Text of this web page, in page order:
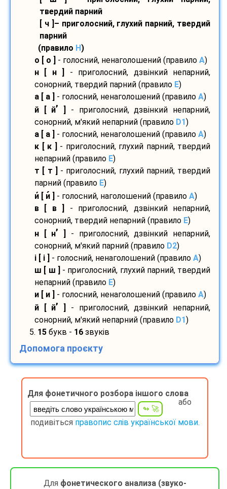
твердий парний
[ ч ]– приголосний, глухий парний, твердий
парний
(правило H)
о [ о ]
- голосний, ненаголошений (правило A)
н [ н ]
- приголосний, дзвінкий непарний,
сонорний, твердий парний (правило E)
а [ а ]
- голосний, ненаголошений (правило A)
й [ й’
- приголосний, дзвінкий непарний,
сонорний, м'який непарний (правило D1)
а [ а ]
- голосний, ненаголошений (правило A)
к [ к ]
- приголосний, глухий парний, твердий
непарний (правило E)
т [ т ]
- приголосний, глухий парний, твердий
парний (правило E)
и [ и - голосний, наголошений (правило A)
в [ в ]
- приголосний, дзвінкий непарний,
сонорний, твердий непарний (правило E)
н [ н’
- приголосний, дзвінкий непарний,
сонорний, м'який парний (правило D2)
і [ і ]
- голосний, ненаголошений (правило A)
ш [ ш ]
- приголосний, глухий парний, твердий
непарний (правило E)
и [ и ]
- голосний, ненаголошений (правило A)
й [ й’
- приголосний, дзвінкий непарний,
сонорний, м'який непарний (правило D1)
5. 15 букв - 16 звуків
Допомога проєкту
Для фонетичного розбора іншого слова
або
подивіться правопис слів української мови.
Для фонетического анализа (звуко-